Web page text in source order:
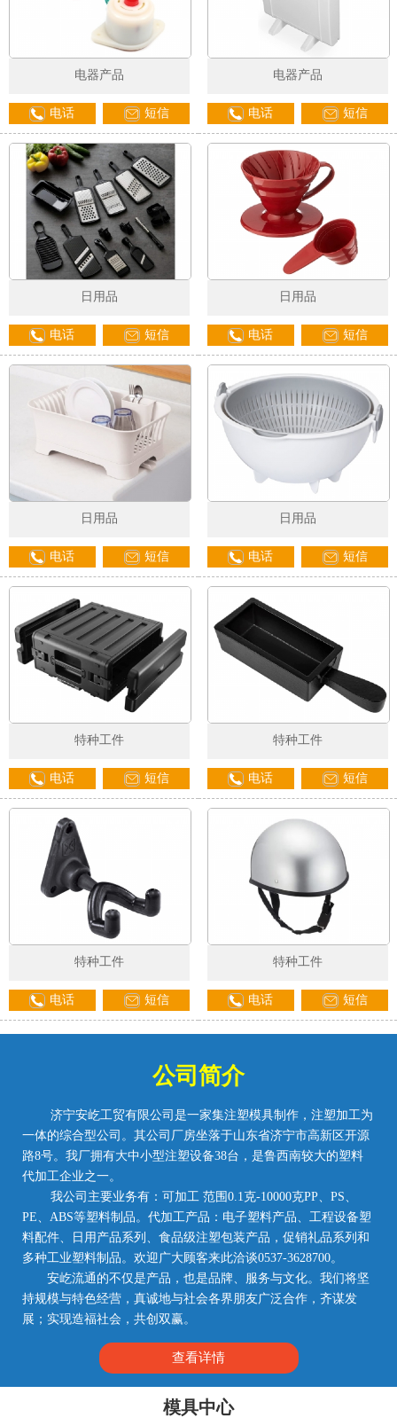
电器产品
电话 短信
电器产品
电话 短信
日用品
电话 短信
日用品
电话 短信
日用品
电话 短信
日用品
电话 短信
特种工件
电话 短信
特种工件
电话 短信
特种工件
电话 短信
特种工件
电话 短信
公司简介
济宁安屹工贸有限公司是一家集注塑模具制作，注塑加工为
一体的综合型公司。其公司厂房坐落于山东省济宁市高新区开源
路8号。我厂拥有大中小型注塑设备38台，是鲁西南较大的塑料
代加工企业之一。
我公司主要业务有：可加工 范围0.1克-10000克PP、PS、
PE、ABS等塑料制品。代加工产品：电子塑料产品、工程设备塑
料配件、日用产品系列、食品级注塑包装产品，促销礼品系列和
多种工业塑料制品。欢迎广大顾客来此洽谈0537-3628700。
安屹流通的不仅是产品，也是品牌、服务与文化。我们将坚
持规模与特色经营，真诚地与社会各界朋友广泛合作，齐谋发
展；实现造福社会，共创双赢。
查看详情
模具中心